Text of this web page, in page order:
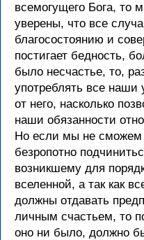
всемогущего Бога,
уверены, что все
благосостоянию и
постигает бедность,
было несчастье, то,
употреблять все наши
от него, насколько
наши обязанности
Но если мы не сможем
безропотно
возникшему для
вселенной, а так как
должны отдавать
личным счастьем, то
оно ни было, должно